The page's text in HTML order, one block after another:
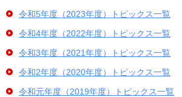
令和5年度（2023年度）トピックス一覧
令和4年度（2022年度）トピックス一覧
令和3年度（2021年度）トピックス一覧
令和2年度（2020年度）トピックス一覧
令和元年度（2019年度）トピックス一覧